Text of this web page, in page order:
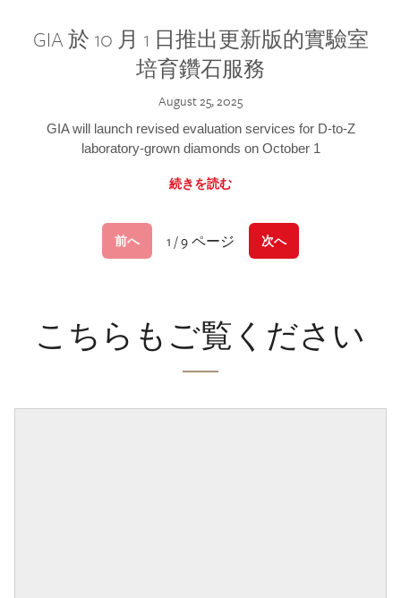
GIA 於 10 月 1 日推出更新版的實驗室
培育鑽石服務
August 25, 2025
GIA will launch revised evaluation services for D-to-Z
laboratory-grown diamonds on October 1
続きを読む
前へ 1 / 9 ページ 次へ
こちらもご覧ください